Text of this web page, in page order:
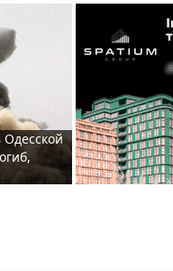
Одесской